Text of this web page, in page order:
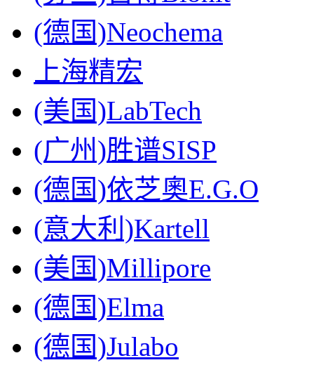
(德国)Neochema
上海精宏
(美国)LabTech
(广州)胜谱SISP
(德国)依芝奧E.G.O
(意大利)Kartell
(美国)Millipore
(德国)Elma
(德国)Julabo